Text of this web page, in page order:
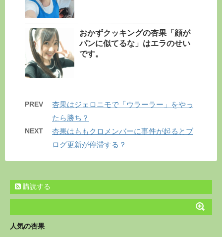
おかずクッキングの杏果「顔が
パンに似てるな」はエラのせい
です。
PREV
杏果はジェロニモで「ウラーラー」をやっ
たら勝ち？
NEXT
杏果はももクロメンバーに事件が起るとブ
ログ更新が停滞する？
購読する
人気の杏果